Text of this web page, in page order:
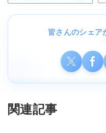
皆さんのシェア
関連記事